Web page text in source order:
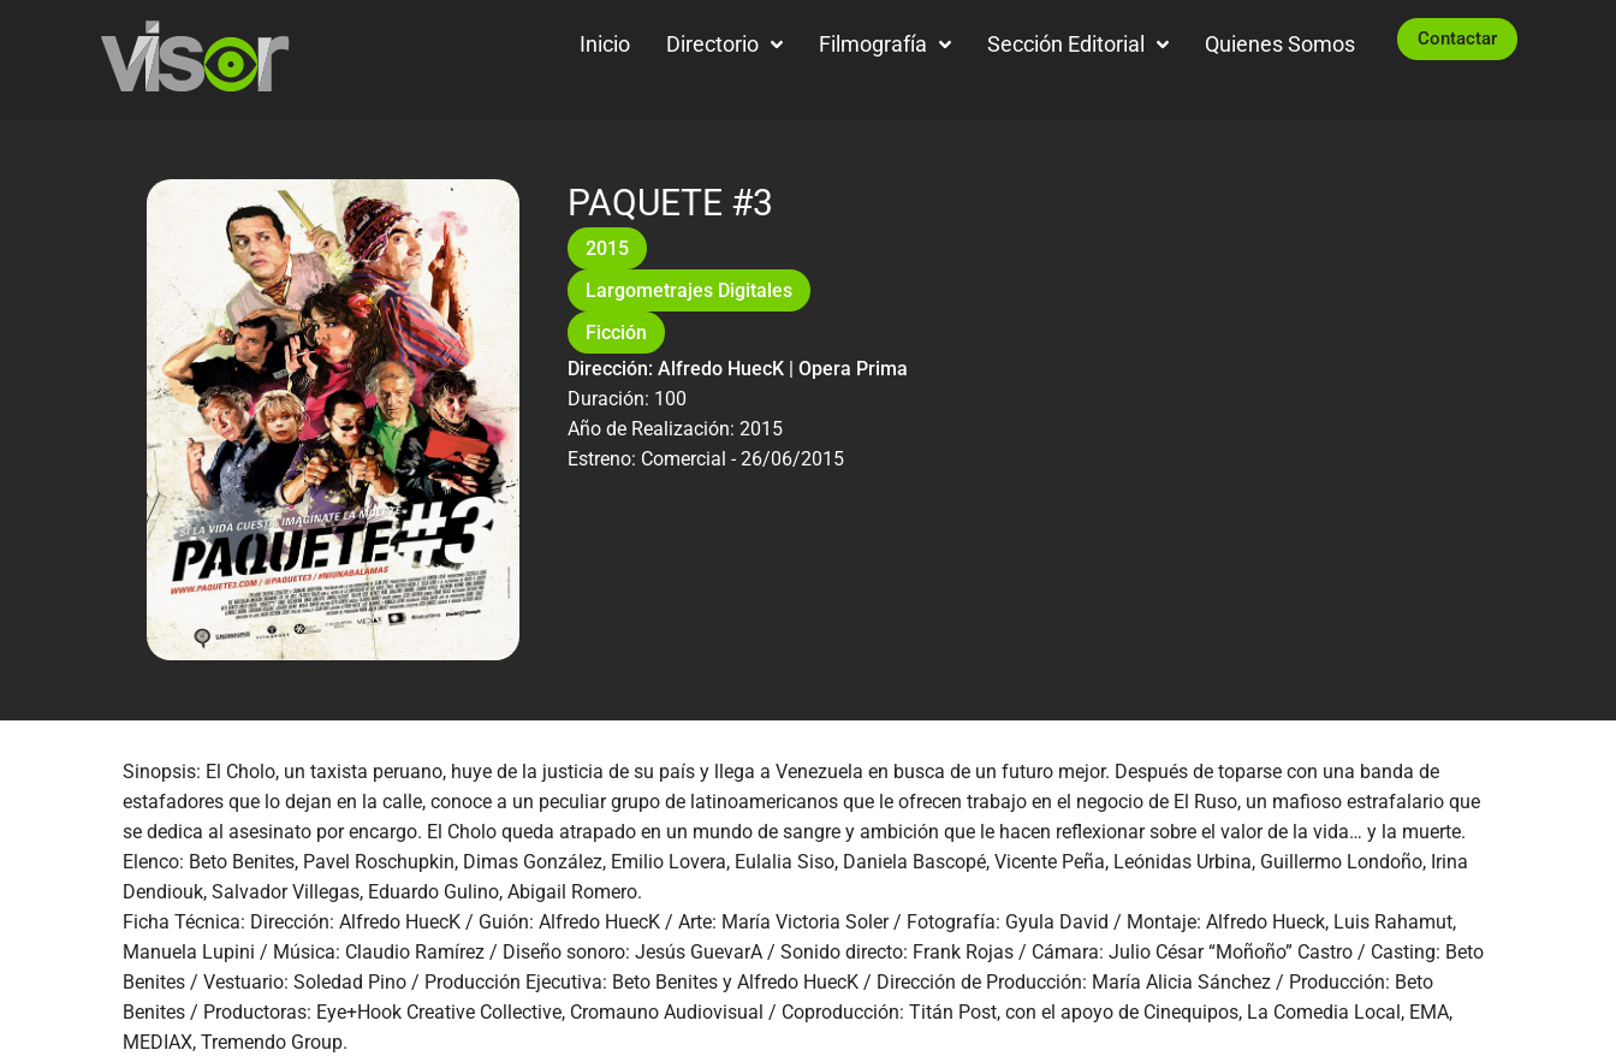
Inicio Directorio Filmografía Sección Editorial Quienes Somos Contactar
PAQUETE #3
2015
Largometrajes Digitales
Ficción
Dirección: Alfredo HuecK | Opera Prima
Duración: 100
Año de Realización: 2015
Estreno: Comercial - 26/06/2015
Sinopsis: El Cholo, un taxista peruano, huye de la justicia de su país y llega a Venezuela en busca de un futuro mejor. Después de toparse con una banda de
estafadores que lo dejan en la calle, conoce a un peculiar grupo de latinoamericanos que le ofrecen trabajo en el negocio de El Ruso, un mafioso estrafalario que
se dedica al asesinato por encargo. El Cholo queda atrapado en un mundo de sangre y ambición que le hacen reflexionar sobre el valor de la vida… y la muerte.
Elenco: Beto Benites, Pavel Roschupkin, Dimas González, Emilio Lovera, Eulalia Siso, Daniela Bascopé, Vicente Peña, Leónidas Urbina, Guillermo Londoño, Irina
Dendiouk, Salvador Villegas, Eduardo Gulino, Abigail Romero.
Ficha Técnica: Dirección: Alfredo HuecK / Guión: Alfredo HuecK / Arte: María Victoria Soler / Fotografía: Gyula David / Montaje: Alfredo Hueck, Luis Rahamut,
Manuela Lupini / Música: Claudio Ramírez / Diseño sonoro: Jesús GuevarA / Sonido directo: Frank Rojas / Cámara: Julio César “Moñoño” Castro / Casting: Beto
Benites / Vestuario: Soledad Pino / Producción Ejecutiva: Beto Benites y Alfredo HuecK / Dirección de Producción: María Alicia Sánchez / Producción: Beto
Benites / Productoras: Eye+Hook Creative Collective, Cromauno Audiovisual / Coproducción: Titán Post, con el apoyo de Cinequipos, La Comedia Local, EMA,
MEDIAX, Tremendo Group.